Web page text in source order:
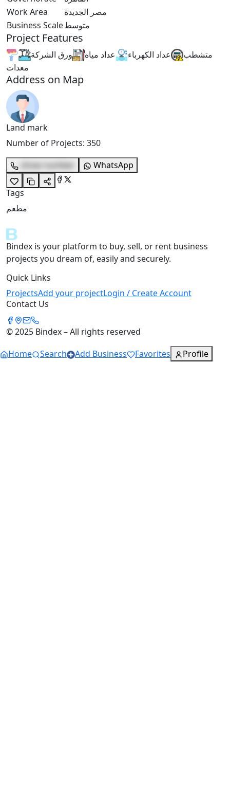
Work Area
مصر الجديدة
Business Scaleمتوسط
Project Features
متشطب عداد الكهرباء عداد مياه
ورق الشركة
معدات
Address on Map
Land mark
Number of Projects: 350
show number
WhatsApp
Tags
مطعم
Bindex is your platform to buy, sell, or rent business
projects you dream of, easily and securely.
Quick Links
ProjectsAdd your projectLogin / Create Account
Contact Us
© 2025 Bindex – All rights reserved
Home
Search Add Business Favorites Profile